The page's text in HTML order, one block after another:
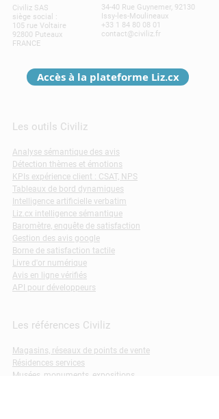
Civiliz SAS
siège social :
105 rue Voltaire
92800 Puteaux
FRANCE
34-40 Rue Guynemer, 92130
Issy-les-Moulineaux
+33 1 84 80 08 01
contact@civiliz.fr
Accès à la plateforme Liz.cx
Les outils Civiliz
Analyse sémantique des avis
Détection thèmes et émotions
KPIs expérience client : CSAT, NPS
Tableaux de bord dynamiques
Intelligence artificielle verbatim
Liz.cx intelligence sémantique
Baromètre, enquête de satisfaction
Gestion des avis google
Borne de satisfaction tactile
Livre d'or numérique
Avis en ligne vérifiés
API pour développeurs
Les références Civiliz
Magasins, réseaux de points de vente
Résidences services
Musées, monuments, expositions